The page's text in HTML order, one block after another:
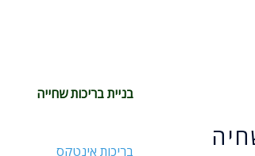
בניית בריכות שחייה
בריכות אינטקס